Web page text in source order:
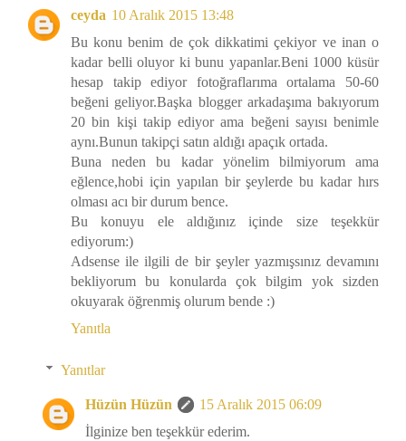
ceyda 10 Aralık 2015 13:48
Bu konu benim de çok dikkatimi çekiyor ve inan o
kadar belli oluyor ki bunu yapanlar.Beni 1000 küsür
hesap takip ediyor fotoğraflarıma ortalama 50-60
beğeni geliyor.Başka blogger arkadaşıma bakıyorum
20 bin kişi takip ediyor ama beğeni sayısı benimle
aynı.Bunun takipçi satın aldığı apaçık ortada.
Buna neden bu kadar yönelim bilmiyorum ama
eğlence,hobi için yapılan bir şeylerde bu kadar hırs
olması acı bir durum bence.
Bu konuyu ele aldığınız içinde size teşekkür
ediyorum:)
Adsense ile ilgili de bir şeyler yazmışsınız devamını
bekliyorum bu konularda çok bilgim yok sizden
okuyarak öğrenmiş olurum bende :)
Yanıtla
Yanıtlar
Hüzün Hüzün
15 Aralık 2015 06:09
İlginize ben teşekkür ederim.